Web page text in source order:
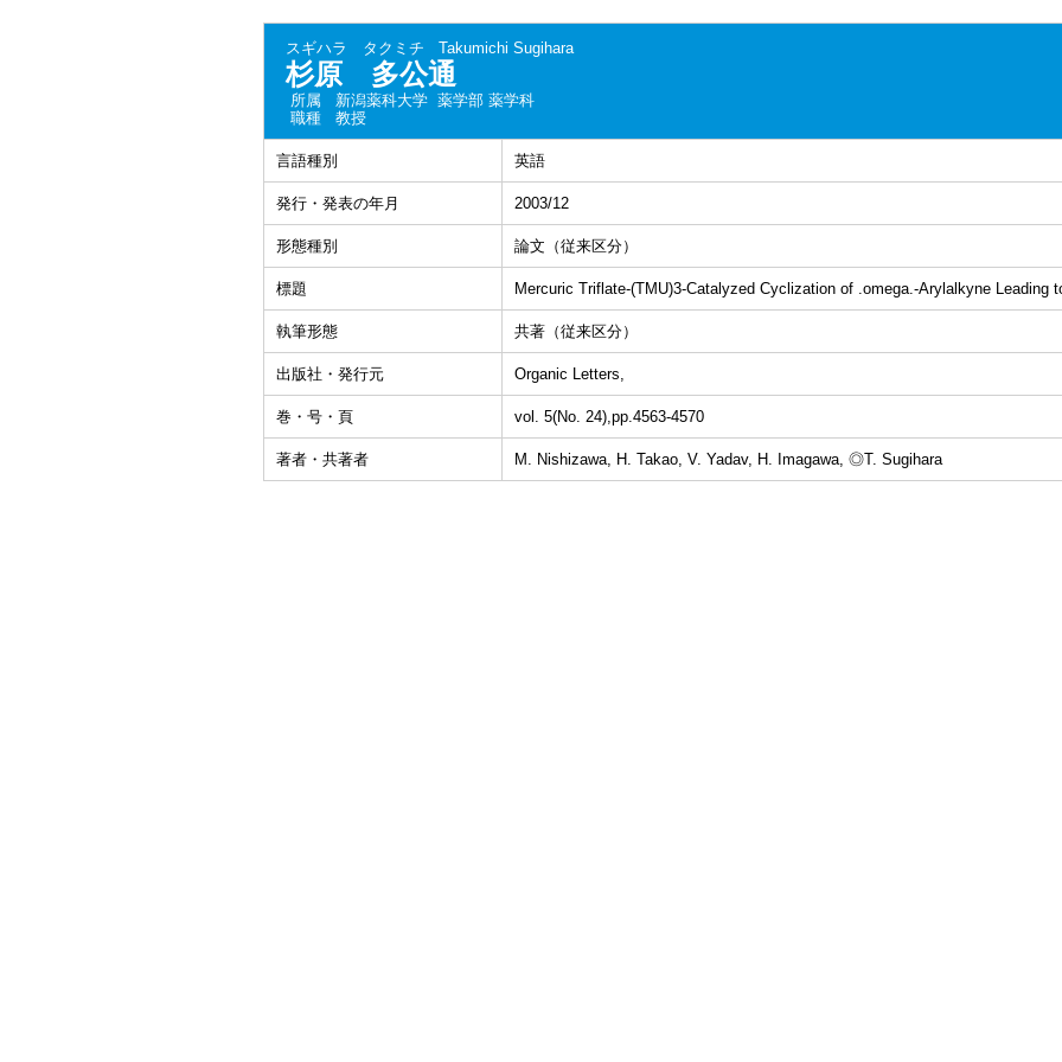
スギハラ タクミチ Takumichi Sugihara
杉原 多公通
所属
新潟薬科大学 薬学部 薬学科
職種
教授
言語種別 英語
発行・発表の年月 2003/12
形態種別 論文（従来区分）
標題 Mercuric Triflate-(TMU)3-Catalyzed Cyclization of .omega.-Arylalkyne Leading
執筆形態 共著（従来区分）
出版社・発行元 Organic Letters,
巻・号・頁 vol. 5(No. 24),pp.4563-4570
著者・共著者 M. Nishizawa, H. Takao, V. Yadav, H. Imagawa, ◎T. Sugihara